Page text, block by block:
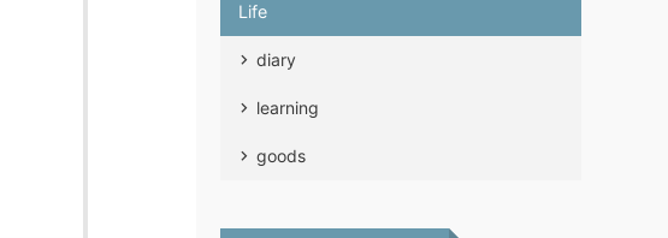
Life
diary
learning
goods